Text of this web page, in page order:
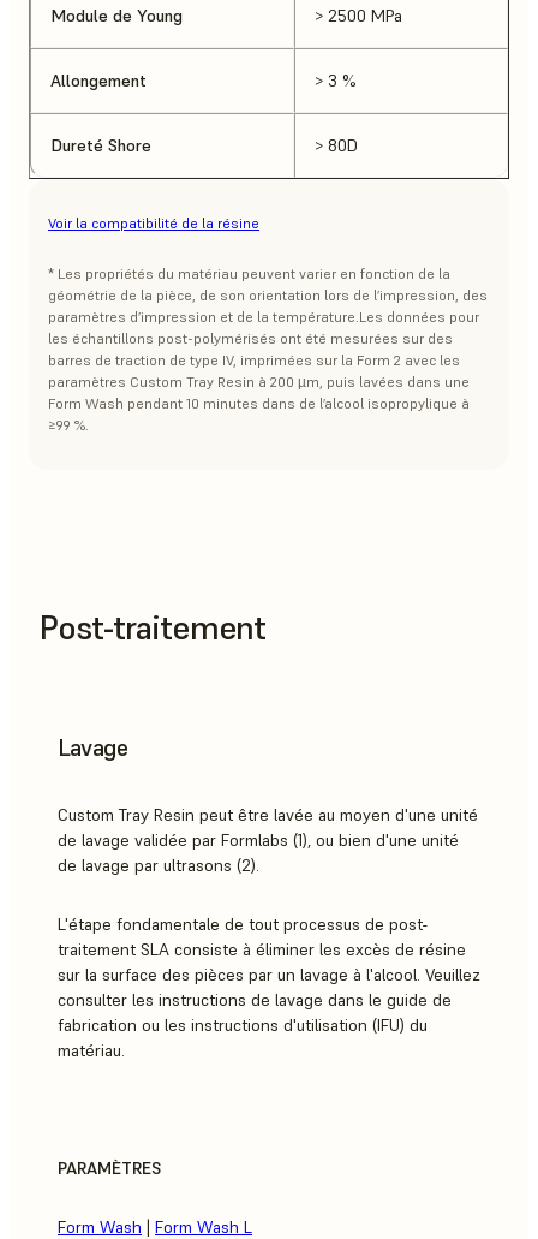
Module de Young > 2500 MPa
Allongement > 3 %
Dureté Shore > 80D
Voir la compatibilité de la résine
* Les propriétés du matériau peuvent varier en fonction de la
géométrie de la pièce, de son orientation lors de l’impression, des
paramètres d’impression et de la température.Les données pour
les échantillons post-polymérisés ont été mesurées sur des
barres de traction de type IV, imprimées sur la Form 2 avec les
paramètres Custom Tray Resin à 200 µm, puis lavées dans une
Form Wash pendant 10 minutes dans de l’alcool isopropylique à
≥99 %.
Post-traitement
Lavage
Custom Tray Resin peut être lavée au moyen d'une unité
de lavage validée par Formlabs (1), ou bien d'une unité
de lavage par ultrasons (2).
L'étape fondamentale de tout processus de post-
traitement SLA consiste à éliminer les excès de résine
sur la surface des pièces par un lavage à l'alcool. Veuillez
consulter les instructions de lavage dans le guide de
fabrication ou les instructions d'utilisation (IFU) du
matériau.
PARAMÈTRES
Form Wash | Form Wash L